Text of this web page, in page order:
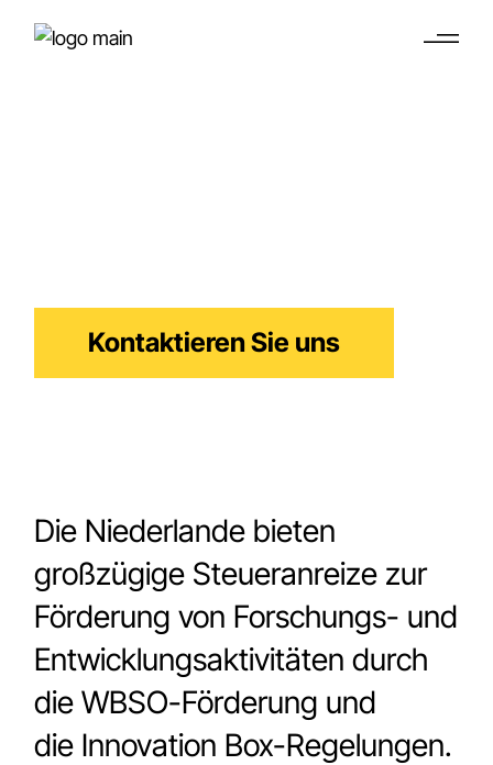
Kontaktieren Sie uns
Die Niederlande bieten
großzügige Steueranreize zur
Förderung von Forschungs- und
Entwicklungsaktivitäten durch
die WBSO-Förderung und
die Innovation Box-Regelungen.